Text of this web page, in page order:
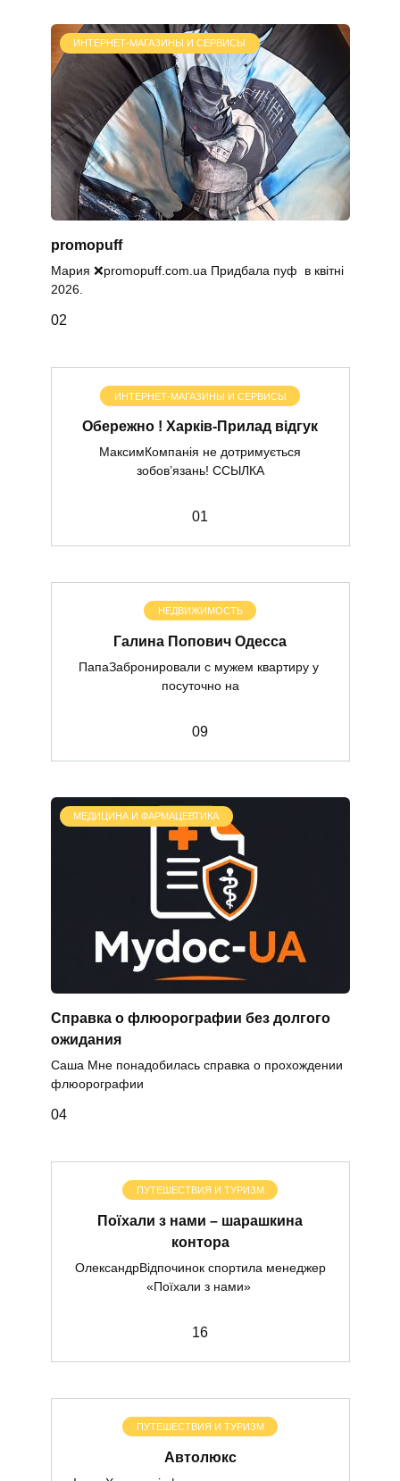
ИНТЕРНЕТ-МАГАЗИНЫ И СЕРВИСЫ
promopuff
Мария ❌promopuff.com.uа Придбала пуф в квітні
2026.
02
ИНТЕРНЕТ-МАГАЗИНЫ И СЕРВИСЫ
Обережно ! Харків-Прилад відгук
МаксимКомпанія не дотримується
зобов’язань! ССЫЛКА
01
НЕДВИЖИМОСТЬ
Галина Попович Одесса
ПапаЗабронировали с мужем квартиру у
посуточно на
09
МЕДИЦИНА И ФАРМАЦЕВТИКА
Справка о флюорографии без долгого
ожидания
Саша Мне понадобилась справка о прохождении
флюорографии
04
ПУТЕШЕСТВИЯ И ТУРИЗМ
Поїхали з нами – шарашкина
контора
ОлександрВідпочинок спортила менеджер
«Поїхали з нами»
16
ПУТЕШЕСТВИЯ И ТУРИЗМ
Автолюкс